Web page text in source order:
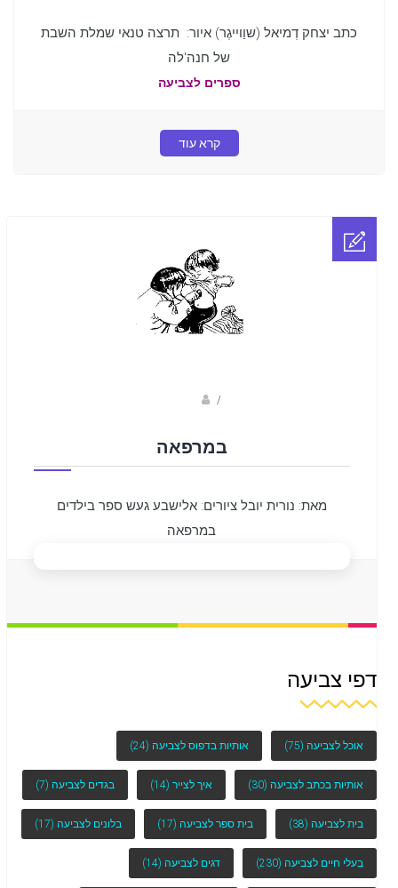
כתב יצחק דְמיאל (שוַוייגֶר) איור: תרצה טנאי שמלת השבת
של חנה'לה
ספרים לצביעה
קרא עוד
/
במרפאה
מאת: נורית יובל ציורים: אלישבע געש ספר בילדים
במרפאה
דפי צביעה
אוכל לצביעה (75) אותיות בדפוס לצביעה (24)
אותיות בכתב לצביעה (30) איך לצייר (14) בגדים לצביעה (7)
בית לצביעה (38) בית ספר לצביעה (17) בלונים לצביעה (17)
בעלי חיים לצביעה (230) דגים לצביעה (14)